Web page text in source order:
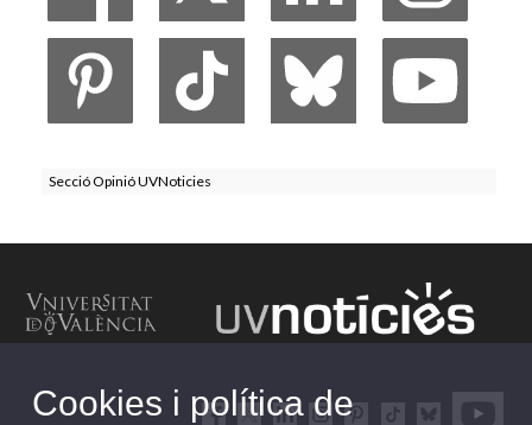
Secció Opinió UVNoticies
Cookies i política de